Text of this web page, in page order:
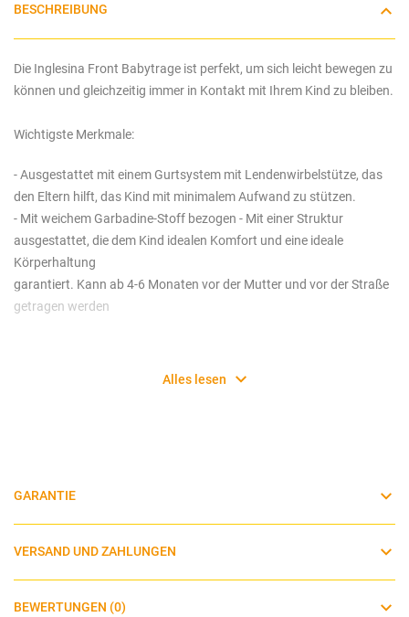
BESCHREIBUNG
Die Inglesina Front Babytrage ist perfekt, um sich leicht bewegen zu
können und gleichzeitig immer in Kontakt mit Ihrem Kind zu bleiben.
Wichtigste Merkmale:
- Ausgestattet mit einem Gurtsystem mit Lendenwirbelstütze, das
den Eltern hilft, das Kind mit minimalem Aufwand zu stützen.
- Mit weichem Garbadine-Stoff bezogen - Mit einer Struktur
ausgestattet, die dem Kind idealen Komfort und eine ideale
Körperhaltung
garantiert. Kann ab 4-6 Monaten vor der Mutter und vor der Straße
getragen werden
Alles lesen
GARANTIE
VERSAND UND ZAHLUNGEN
BEWERTUNGEN (0)